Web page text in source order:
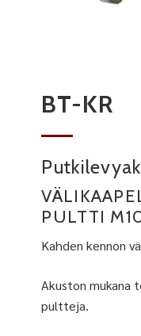
BT-KR
PULTTI
Kahden kennon
Akuston mukana
pultteja.